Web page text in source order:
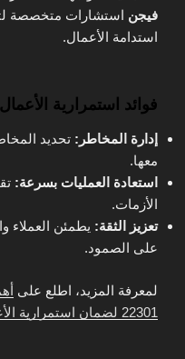
فيجن استشارات متخصصة
استدامة الأعمال.
فوائد استمرارية الأعمال
إدارة المخاطر: تحديد
معها.
استعادة العمليات بسرعة:
الأزمات.
تعزيز الثقة: يطمئن العملاء
على الصمود.
لمعرفة المزيد، اطلع على
22301 لضمان استمرارية الأعمال في مواجهة الأزمات